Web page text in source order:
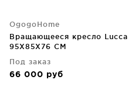
OgogoHome
Вращающееся кресло Lucca
95X85X76 CM
Под заказ
66 000 руб